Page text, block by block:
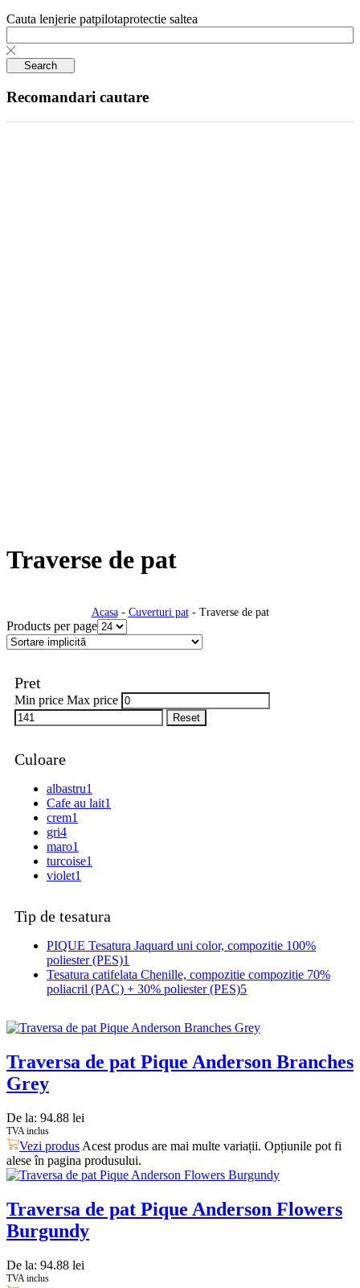
Cauta lenjerie patpilotaprotectie saltea
Search
Recomandari cautare
Traverse de pat
Acasa- Cuverturi pat- Traverse de pat
Products per page
Pret
Min price Max price
Reset
Culoare
albastru1
Cafe au lait1
crem1
gri4
maro1
turcoise1
violet1
Tip de tesatura
PIQUE Tesatura Jaquard uni color, compozitie 100%
poliester (PES)1
Tesatura catifelata Chenille, compozitie compozitie 70%
poliacril (PAC) + 30% poliester (PES)5
Traversa de pat Pique Anderson Branches
Grey
De la: 94.88 lei
TVA inclus
Vezi produs Acest produs are mai multe variații. Opțiunile pot fi
alese în pagina produsului.
Traversa de pat Pique Anderson Flowers
Burgundy
De la: 94.88 lei
TVA inclus